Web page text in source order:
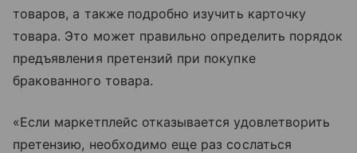
товаров, а также подробно изучить карточку
товара. Это может правильно определить порядок
предъявления претензий при покупке
бракованного товара.
«Если маркетплейс отказывается удовлетворить
претензию, необходимо еще раз сослаться